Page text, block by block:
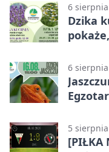
6
Dzika
6
5
[PIŁKA